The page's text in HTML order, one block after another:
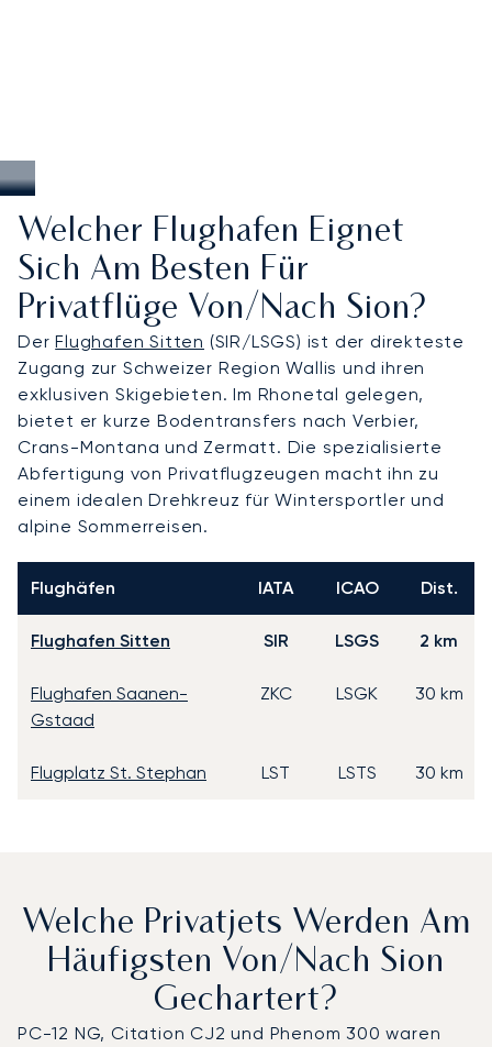
Welcher Flughafen Eignet
Sich Am Besten Für
Privatflüge Von/nach Sion?
DerFlughafen Sitten (SIR/LSGS) ist der direkteste
Zugang zur Schweizer Region Wallis und ihren
exklusiven Skigebieten. Im Rhonetal gelegen,
bietet er kurze Bodentransfers nach Verbier,
Crans-Montana und Zermatt. Die spezialisierte
Abfertigung von Privatflugzeugen macht ihn zu
einem idealen Drehkreuz für Wintersportler und
alpine Sommerreisen.
Flughäfen IATA ICAO Dist.
Flughafen Sitten SIR LSGS 2 km
Flughafen Saanen-
Gstaad
ZKC LSGK 30 km
Flugplatz St. Stephan LST LSTS 30 km
Welche Privatjets Werden Am
Häufigsten Von/nach Sion
Gechartert?
PC-12 NG, Citation CJ2 und Phenom 300 waren